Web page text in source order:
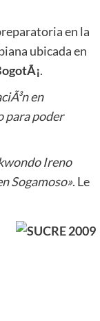
en la
ubicada en
.
en
para poder
Ireno
Sogamoso». Le